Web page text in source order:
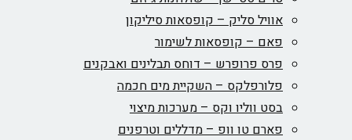
אוויל סליק – קופסאות סיליקון
פאם – קופסאות לשימור
פרס פרופרש – דוחס תבלינים ואבקנים
פלורפלקס – השקיית מים חכמה
בסט ווליו וקס – מערכות מיצוי
פארם טו וופ – מדללים וטרפנים